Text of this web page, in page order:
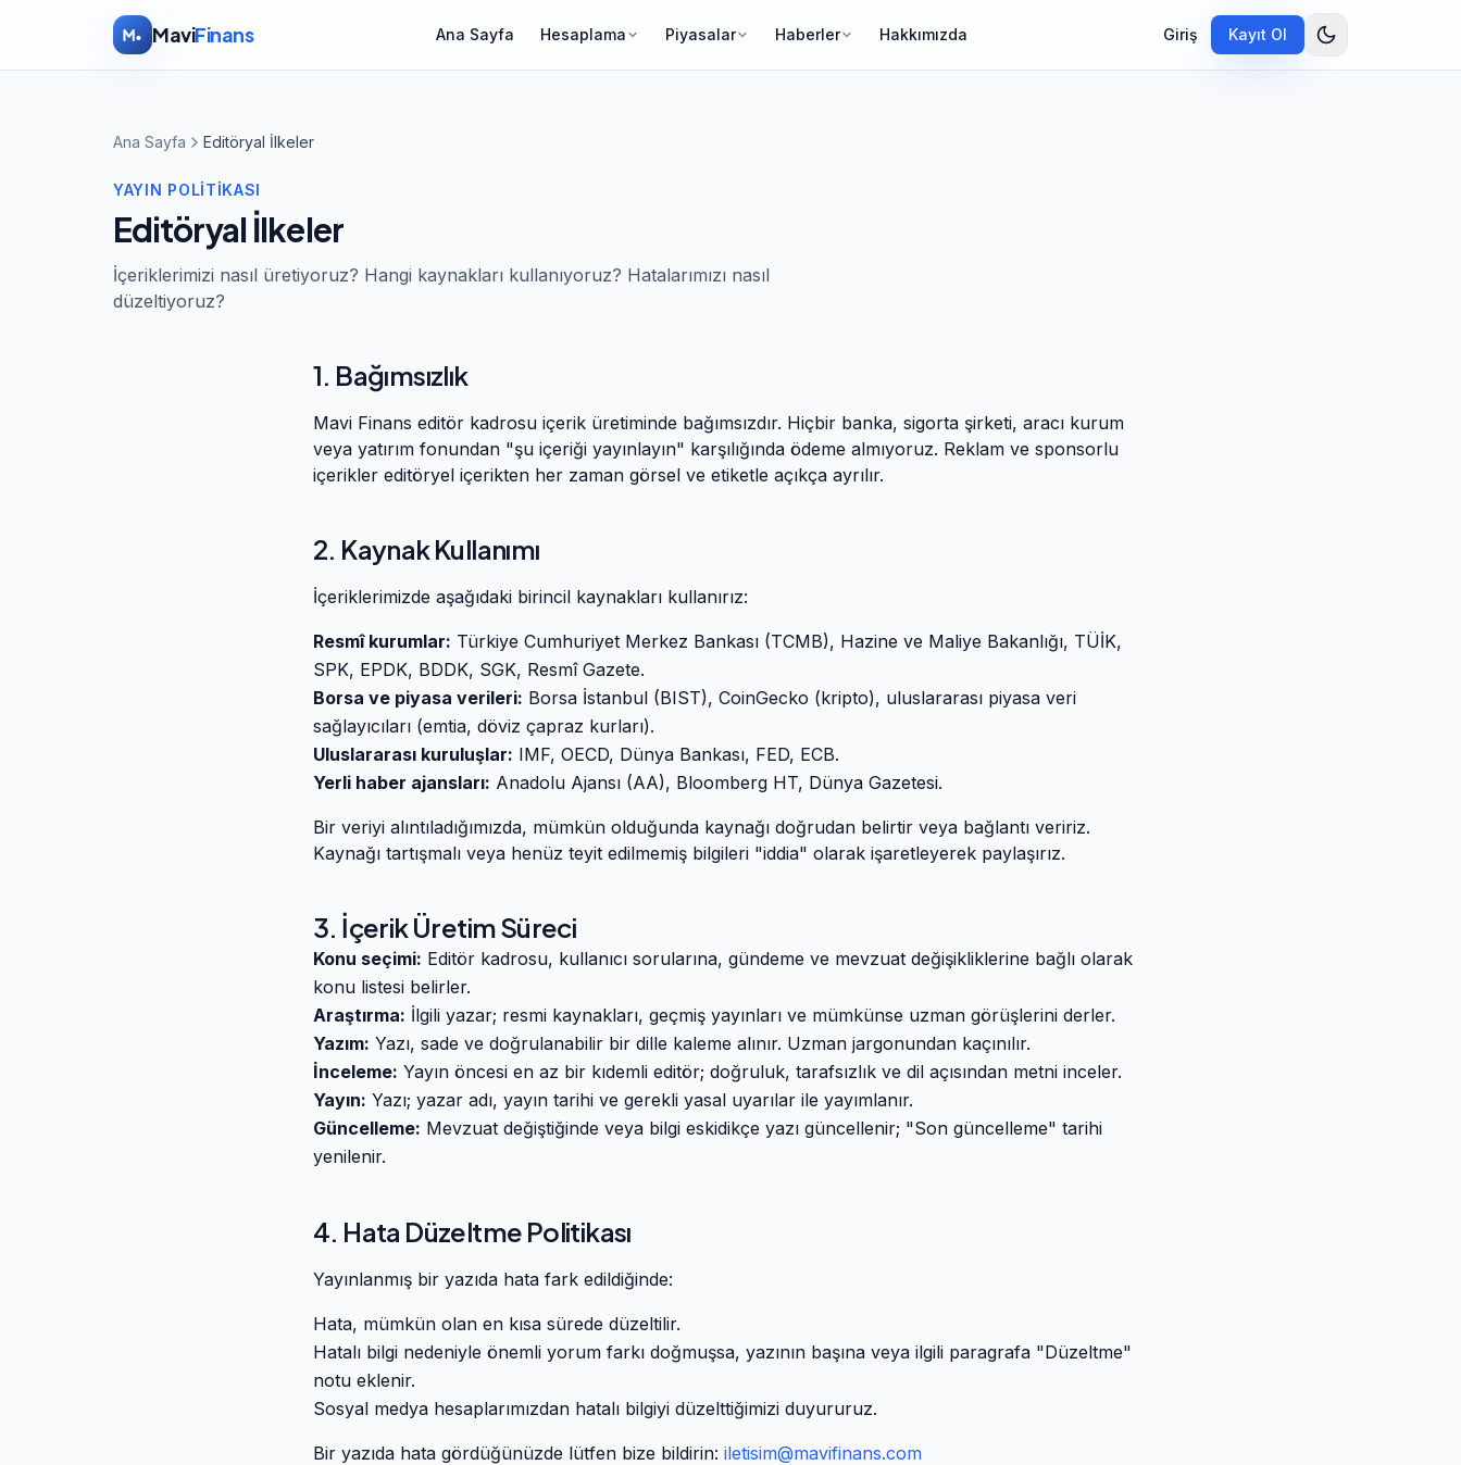
MaviFinans Ana Sayfa Hesaplama Piyasalar Haberler Hakkımızda Giriş Kayıt Ol
Ana Sayfa Editöryal İlkeler
YAYIN POLITIKASI
Editöryal İlkeler
İçeriklerimizi nasıl üretiyoruz? Hangi kaynakları kullanıyoruz? Hatalarımızı nasıl
düzeltiyoruz?
1. Bağımsızlık
Mavi Finans editör kadrosu içerik üretiminde bağımsızdır. Hiçbir banka, sigorta şirketi, aracı kurum
veya yatırım fonundan "şu içeriği yayınlayın" karşılığında ödeme almıyoruz. Reklam ve sponsorlu
içerikler editöryel içerikten her zaman görsel ve etiketle açıkça ayrılır.
2. Kaynak Kullanımı
İçeriklerimizde aşağıdaki birincil kaynakları kullanırız:
Resmî kurumlar: Türkiye Cumhuriyet Merkez Bankası (TCMB), Hazine ve Maliye Bakanlığı, TÜİK,
SPK, EPDK, BDDK, SGK, Resmî Gazete.
Borsa ve piyasa verileri: Borsa İstanbul (BIST), CoinGecko (kripto), uluslararası piyasa veri
sağlayıcıları (emtia, döviz çapraz kurları).
Uluslararası kuruluşlar: IMF, OECD, Dünya Bankası, FED, ECB.
Yerli haber ajansları: Anadolu Ajansı (AA), Bloomberg HT, Dünya Gazetesi.
Bir veriyi alıntıladığımızda, mümkün olduğunda kaynağı doğrudan belirtir veya bağlantı veririz.
Kaynağı tartışmalı veya henüz teyit edilmemiş bilgileri "iddia" olarak işaretleyerek paylaşırız.
3. İçerik Üretim Süreci
Konu seçimi: Editör kadrosu, kullanıcı sorularına, gündeme ve mevzuat değişikliklerine bağlı olarak
konu listesi belirler.
Araştırma: İlgili yazar; resmi kaynakları, geçmiş yayınları ve mümkünse uzman görüşlerini derler.
Yazım: Yazı, sade ve doğrulanabilir bir dille kaleme alınır. Uzman jargonundan kaçınılır.
İnceleme: Yayın öncesi en az bir kıdemli editör; doğruluk, tarafsızlık ve dil açısından metni inceler.
Yayın: Yazı; yazar adı, yayın tarihi ve gerekli yasal uyarılar ile yayımlanır.
Güncelleme: Mevzuat değiştiğinde veya bilgi eskidikçe yazı güncellenir; "Son güncelleme" tarihi
yenilenir.
4. Hata Düzeltme Politikası
Yayınlanmış bir yazıda hata fark edildiğinde:
Hata, mümkün olan en kısa sürede düzeltilir.
Hatalı bilgi nedeniyle önemli yorum farkı doğmuşsa, yazının başına veya ilgili paragrafa "Düzeltme"
notu eklenir.
Sosyal medya hesaplarımızdan hatalı bilgiyi düzelttiğimizi duyururuz.
Bir yazıda hata gördüğünüzde lütfen bize bildirin: iletisim@mavifinans.com